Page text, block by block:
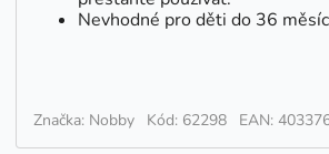
Nevhodné pro děti do 36
Značka: Nobby Kód: 62298 EAN: